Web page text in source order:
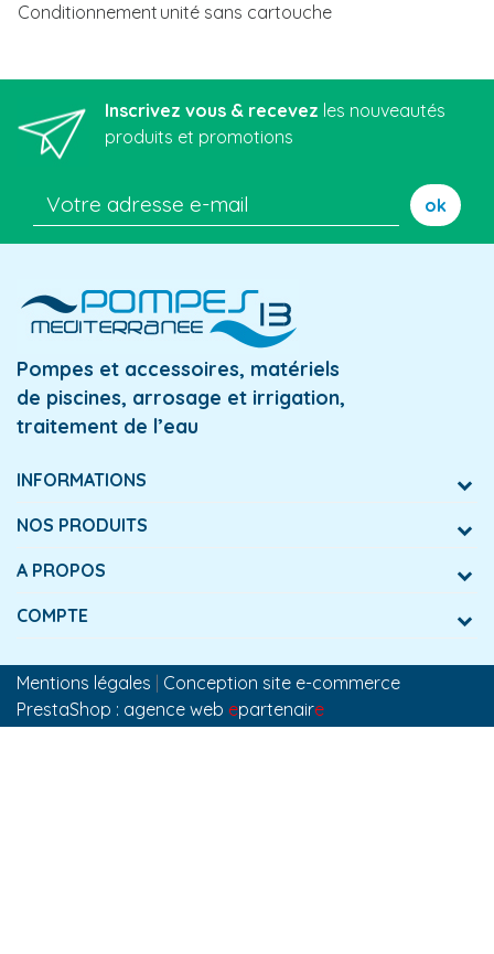
Conditionnement unité sans cartouche
Inscrivez vous & recevez les nouveautés
produits et promotions
ok
Pompes et accessoires, matériels
de piscines, arrosage et irrigation,
traitement de l’eau
INFORMATIONS
NOS PRODUITS
A PROPOS
COMPTE
Mentions légales
Conception site e-commerce
PrestaShop : agence web epartenaire